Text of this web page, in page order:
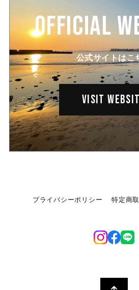
OFFICIAL
公式サイトはこ
VISIT
プライバシーポリシー 特定商